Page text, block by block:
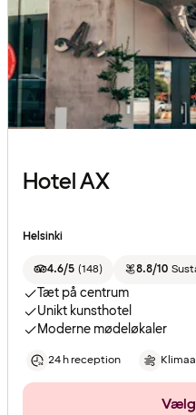
Hotel AX
Helsinki
4.6/5 (148) 8.8/10
Tæt på centrum
Unikt kunsthotel
Moderne mødeløkaler
24 h reception